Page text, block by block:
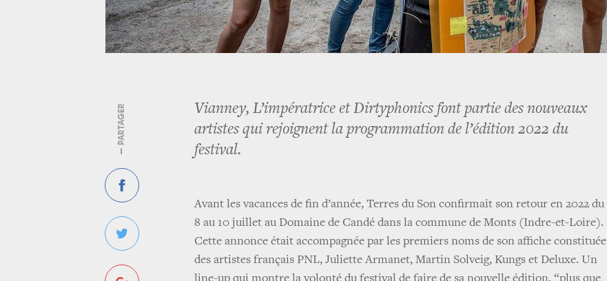
— PARTAGER
Vianney, L’impératrice et Dirtyphonics font partie des nouveaux
artistes qui rejoignent la programmation de l’édition 2022 du
festival.
Avant les vacances de fin d’année, Terres du Son confirmait son retour en 2022 du
8 au 10 juillet au Domaine de Candé dans la commune de Monts (Indre-et-Loire).
Cette annonce était accompagnée par les premiers noms de son affiche constituée
des artistes français PNL, Juliette Armanet, Martin Solveig, Kungs et Deluxe. Un